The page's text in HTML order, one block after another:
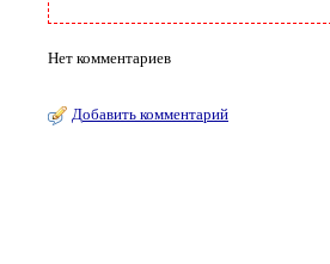
Нет комментариев
Добавить комментарий